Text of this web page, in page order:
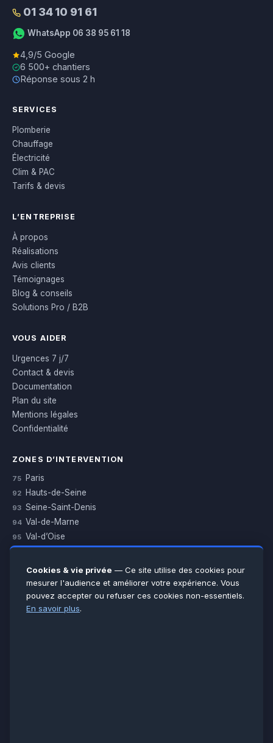
01 34 10 91 61
WhatsApp 06 38 95 61 18
4,9/5 Google
6 500+ chantiers
Réponse sous 2 h
SERVICES
Plomberie
Chauffage
Électricité
Clim & PAC
Tarifs & devis
L’ENTREPRISE
À propos
Réalisations
Avis clients
Témoignages
Blog & conseils
Solutions Pro / B2B
VOUS AIDER
Urgences 7 j/7
Contact & devis
Documentation
Plan du site
Mentions légales
Confidentialité
ZONES D’INTERVENTION
75 Paris
92 Hauts-de-Seine
93 Seine-Saint-Denis
94 Val-de-Marne
95 Val-d’Oise
Essonne
Seine-et-Marne
Voir toutes les villes →
Cookies & vie privée — Ce site utilise des cookies pour
mesurer l'audience et améliorer votre expérience. Vous
pouvez accepter ou refuser ces cookies non-essentiels.
En savoir plus.